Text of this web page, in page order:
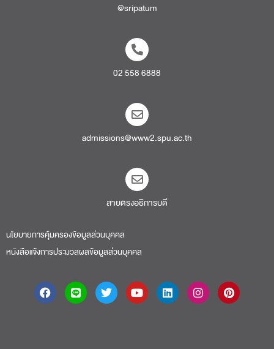
@sripatum
02 558 6888
admissions@www2.spu.ac.th
สายตรงอธิการบดี​
นโยบายการคุ้มครองข้อมูลส่วนบุคคล
หนังสือแจ้งการประมวลผลข้อมูลส่วนบุคคล